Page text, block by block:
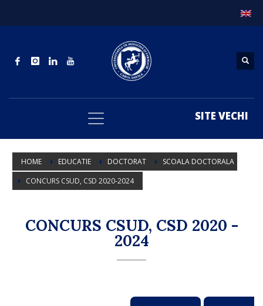
SITE VECHI
HOME EDUCATIE DOCTORAT
SCOALA DOCTORALA
CONCURS CSUD, CSD 2020-2024
CONCURS CSUD, CSD 2020 -
2024